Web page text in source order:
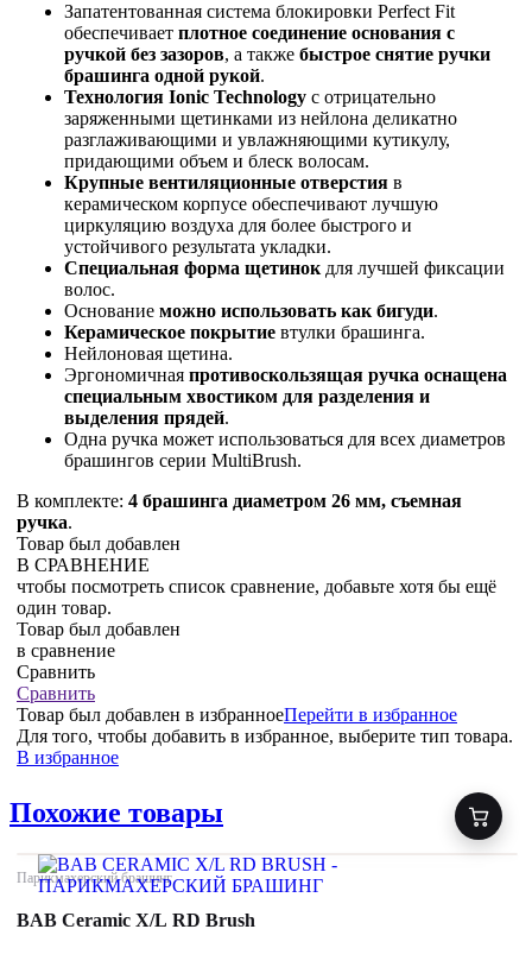
Запатентованная система блокировки Perfect Fit
обеспечивает плотное соединение основания с
ручкой без зазоров, а также быстрое снятие ручки
брашинга одной рукой.
Технология Ionic Technology с отрицательно
заряженными щетинками из нейлона деликатно
разглаживающими и увлажняющими кутикулу,
придающими объем и блеск волосам.
Крупные вентиляционные отверстия в
керамическом корпусе обеспечивают лучшую
циркуляцию воздуха для более быстрого и
устойчивого результата укладки.
Специальная форма щетинок для лучшей фиксации
волос.
Основание можно использовать как бигуди.
Керамическое покрытие втулки брашинга.
Нейлоновая щетина.
Эргономичная противоскользящая ручка оснащена
специальным хвостиком для разделения и
выделения прядей.
Одна ручка может использоваться для всех диаметров
брашингов серии MultiBrush.
В комплекте: 4 брашинга диаметром 26 мм, съемная
ручка.
Товар был добавлен
В СРАВНЕНИЕ
чтобы посмотреть список сравнение, добавьте хотя бы ещё
один товар.
Товар был добавлен
в сравнение
Сравнить
Сравнить
Товар был добавлен в избранноеПерейти в избранное
Для того, чтобы добавить в избранное, выберите тип товара.
В избранное
Похожие товары
Парикмахерский брашинг
BAB Ceramic X/L RD Brush